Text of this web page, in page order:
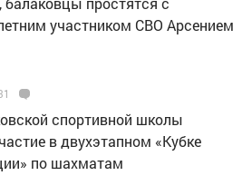
участником СВО Арсением
спортивной школы
в двухэтапном «Кубке
по шахматам